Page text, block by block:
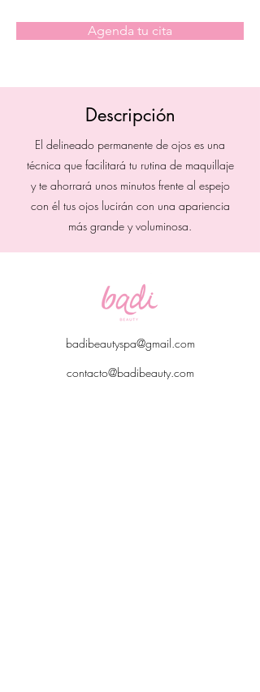
Agenda tu cita
Descripción
El delineado permanente de ojos es una
técnica que facilitará tu rutina de maquillaje
y te ahorrará unos minutos frente al espejo
con él tus ojos lucirán con una apariencia
más grande y voluminosa.
badibeautyspa@gmail.com
contacto@badibeauty.com